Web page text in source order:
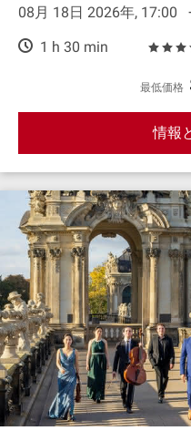
08月 18日 2026年, 17:00
1 h 30 min
最低価格
情報